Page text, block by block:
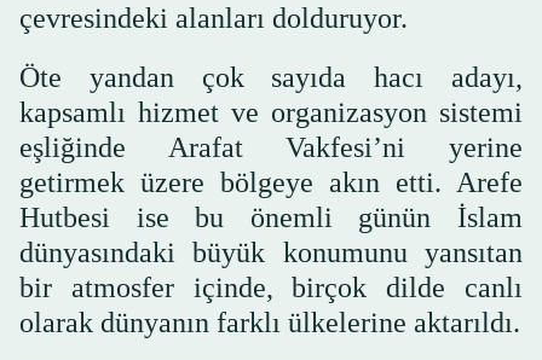
çevresindeki alanları dolduruyor.
Öte yandan çok sayıda hacı adayı,
kapsamlı hizmet ve organizasyon sistemi
eşliğinde Arafat Vakfesi’ni yerine
getirmek üzere bölgeye akın etti. Arefe
Hutbesi ise bu önemli günün İslam
dünyasındaki büyük konumunu yansıtan
bir atmosfer içinde, birçok dilde canlı
olarak dünyanın farklı ülkelerine aktarıldı.